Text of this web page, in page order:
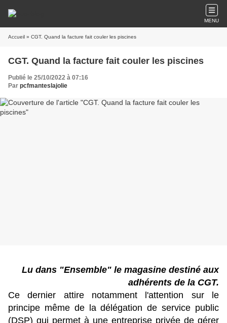
MENU
Accueil » CGT. Quand la facture fait couler les piscines
CGT. Quand la facture fait couler les piscines
Publié le 25/10/2022 à 07:16
Par pcfmanteslajolie
Lu dans "Ensemble" le magasine destiné aux
adhérents de la CGT.
Ce dernier attire notamment l'attention sur le
principe même de la délégation de service public
(DSP) qui permet à une entreprise privée de gérer